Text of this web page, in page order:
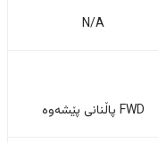
N/A
FWD پاڵنانی پێشەوە